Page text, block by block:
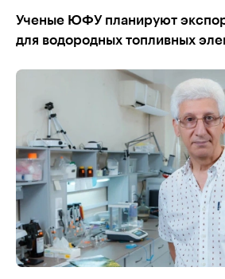
Ученые ЮФУ планируют
для водородных топливных